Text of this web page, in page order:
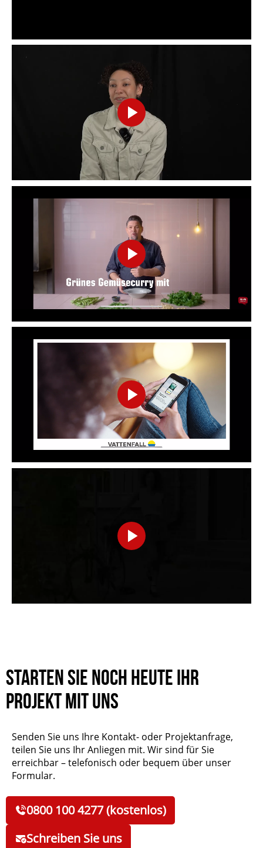
Play
Video
Play
Video
Play
Video
Play
Starten Sie noch heute Ihr
Projekt mit uns
Senden Sie uns Ihre Kontakt- oder Projektanfrage,
teilen Sie uns Ihr Anliegen mit. Wir sind für Sie
erreichbar – telefonisch oder bequem über unser
Formular.
0800 100 4277 (kostenlos)
Schreiben Sie uns